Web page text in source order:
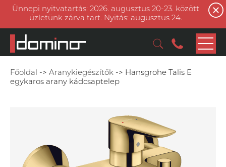
Ünnepi nyitvatartás: 2026. augusztus 20-23. között
üzletünk zárva tart. Nyitás: augusztus 24.
Főoldal -> Aranykiegészítők -> Hansgrohe Talis E
egykaros arany kádcsaptelep